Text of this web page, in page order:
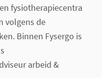
fysiotherapiecentra
volgens de
Binnen Fysergo is
arbeid &